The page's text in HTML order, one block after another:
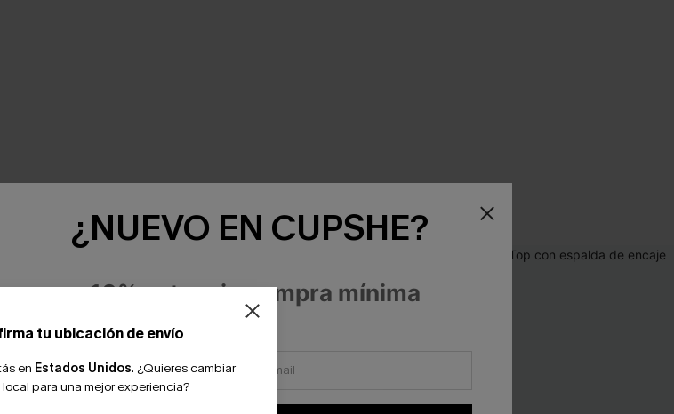
tu ubicación de envío
en Estados Unidos. ¿Quieres cambiar
local para una mejor experiencia?
¿NUEVO EN CUPSHE?
-10% extra sin compra mínima